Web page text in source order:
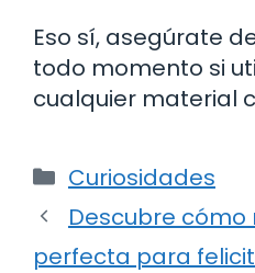
Eso sí, asegúrate
todo momento si
cualquier material
Categorías
Curiosidades
Descubre
perfecta para